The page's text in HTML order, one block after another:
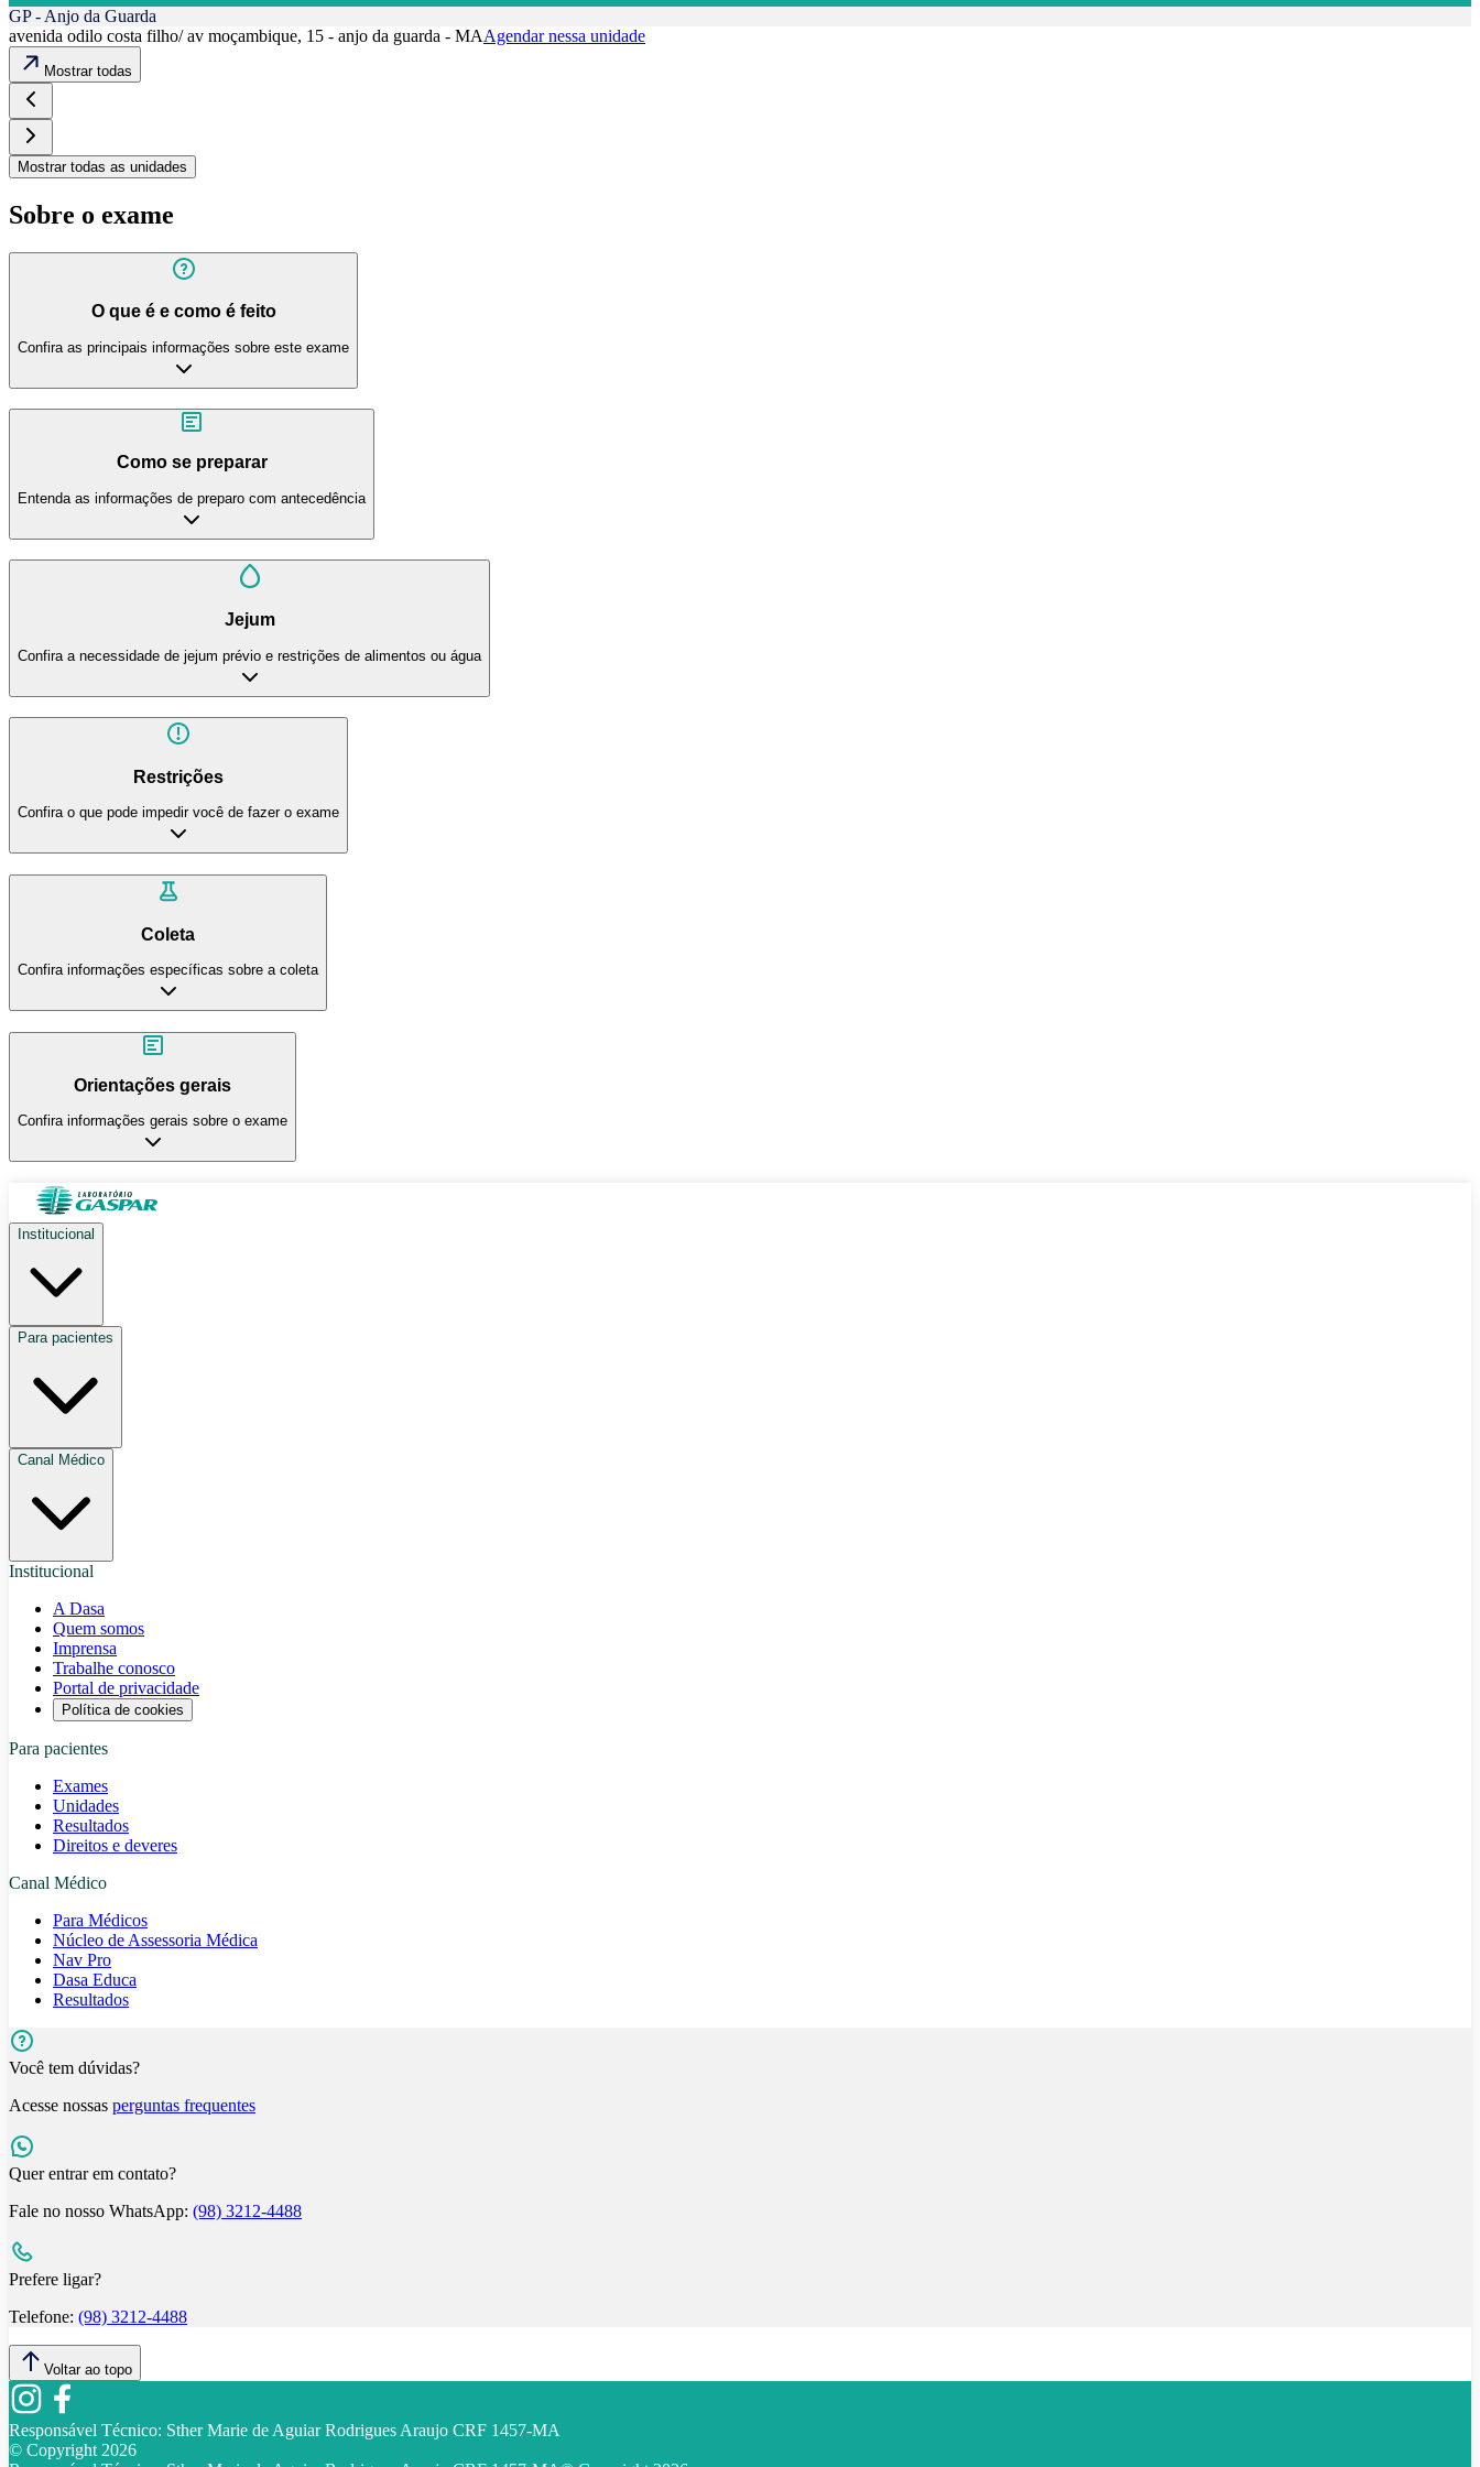
GP - Anjo da Guarda
avenida odilo costa filho/ av moçambique, 15 - anjo da guarda - MAAgendar nessa unidade
Mostrar todas
Mostrar todas as unidades
Sobre o exame
O que é e como é feito
Confira as principais informações sobre este exame
Como se preparar
Entenda as informações de preparo com antecedência
Jejum
Confira a necessidade de jejum prévio e restrições de alimentos ou água
Restrições
Confira o que pode impedir você de fazer o exame
Coleta
Confira informações específicas sobre a coleta
Orientações gerais
Confira informações gerais sobre o exame
Institucional
Para pacientes
Canal Médico
Institucional
A Dasa
Quem somos
Imprensa
Trabalhe conosco
Portal de privacidade
Política de cookies
Para pacientes
Exames
Unidades
Resultados
Direitos e deveres
Canal Médico
Para Médicos
Núcleo de Assessoria Médica
Nav Pro
Dasa Educa
Resultados
Você tem dúvidas?
Acesse nossas perguntas frequentes
Quer entrar em contato?
Fale no nosso WhatsApp: (98) 3212-4488
Prefere ligar?
Telefone: (98) 3212-4488
Voltar ao topo
Responsável Técnico: Sther Marie de Aguiar Rodrigues Araujo CRF 1457-MA
© Copyright 2026